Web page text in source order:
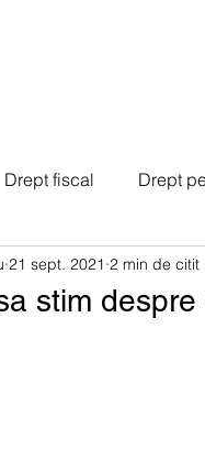
Drept fiscal Drept
Imigrari si
stim
21 sept. 2021 2 min de citit